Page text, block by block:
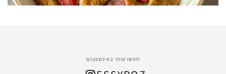
חפשו אותי באינסטגרם